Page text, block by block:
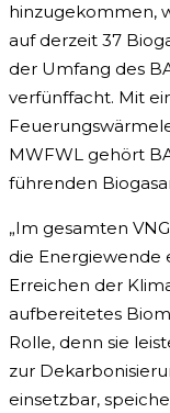
hinzugekommen,
auf derzeit 37
der Umfang des
verfünffacht. Mit
MWFWL gehört
führenden
„Im gesamten
die Energiewende
Erreichen der
aufbereitetes
Rolle, denn sie
zur
einsetzbar,